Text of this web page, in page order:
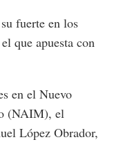
fuerte en los
que apuesta con
en el Nuevo
(NAIM), el
López Obrador,